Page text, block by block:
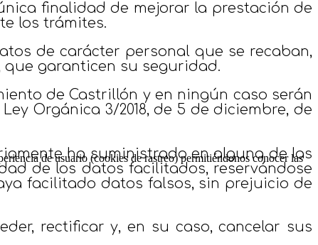
finalidad de mejorar la prestación de
los trámites.
de carácter personal que se recaban,
garanticen su seguridad.
de Castrillón y en ningún caso serán
Orgánica 3/2018, de 5 de diciembre, de
ha suministrado en alguna de las
de los datos facilitados, reservándose
facilitado datos falsos, sin prejuicio de
rectificar y, en su caso, cancelar sus
de usuario (cookies de rastreo) permitiéndonos conocer las